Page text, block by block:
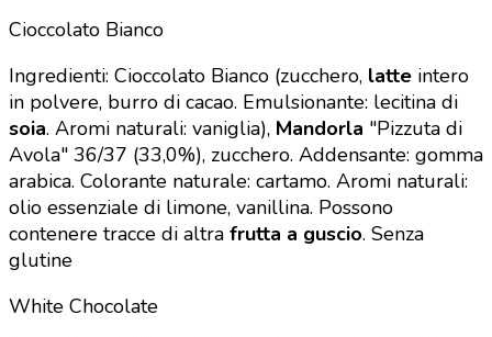
Cioccolato Bianco
Ingredienti: Cioccolato Bianco (zucchero, latte intero
in polvere, burro di cacao. Emulsionante: lecitina di
soia. Aromi naturali: vaniglia), Mandorla "Pizzuta di
Avola" 36/37 (33,0%), zucchero. Addensante: gomma
arabica. Colorante naturale: cartamo. Aromi naturali:
olio essenziale di limone, vanillina. Possono
contenere tracce di altra frutta a guscio. Senza
glutine
White Chocolate